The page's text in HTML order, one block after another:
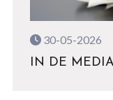
30-05-2026
IN DE